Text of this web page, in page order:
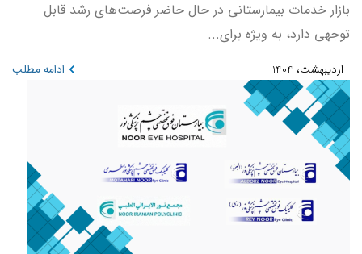
بازار خدمات بیمارستانی در حال حاضر فرصت‌های رشد قابل
توجهی دارد، به ویژه برای...
اردیبهشت، 1404 ادامه مطلب